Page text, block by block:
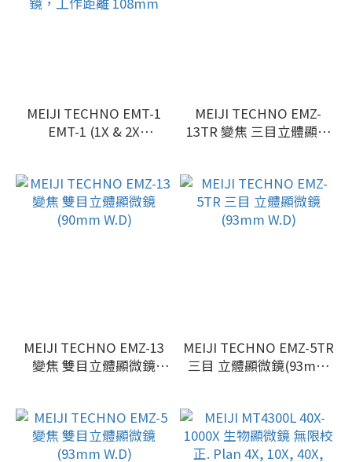
MEIJI TECHNO EMT-1
EMT-1 (1X & 2X
MEIJI TECHNO EMZ-
13TR 變焦 三目立體顯微
MEIJI TECHNO EMZ-13
變焦 雙目立體顯微鏡
MEIJI TECHNO EMZ-5TR
三目 立體顯微鏡(93mm